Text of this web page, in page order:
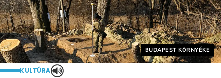
Helyszín címkék:
BUDAPEST KÖRNYÉKE
KULTÚRA